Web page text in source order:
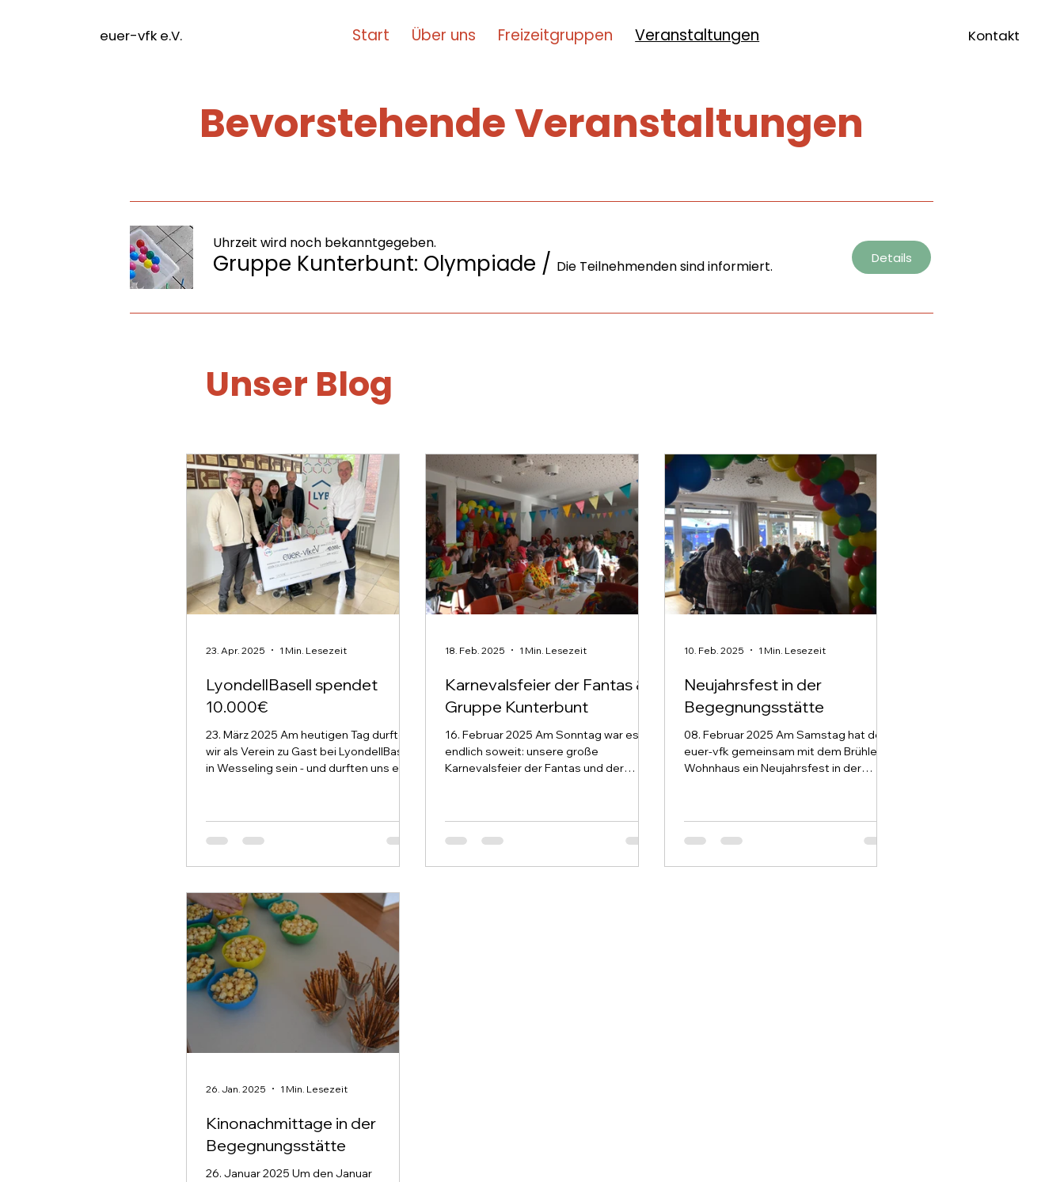
euer-vfk e.V. Start Über uns Freizeitgruppen Veranstaltungen Kontakt
Unser Blog
LyondellBasell spendet
10.000€
23. März 2025 Am heutigen Tag durften
wir als Verein zu Gast bei LyondellBasell
in Wesseling sein - und durften uns eine
23. Apr. 2025 1 Min. Lesezeit
Karnevalsfeier der Fantas &
Gruppe Kunterbunt
16. Februar 2025 Am Sonntag war es
endlich soweit: unsere große
Karnevalsfeier der Fantas und der
18. Feb. 2025 1 Min. Lesezeit
Neujahrsfest in der
Begegnungsstätte
08. Februar 2025 Am Samstag hat der
euer-vfk gemeinsam mit dem Brühler
Wohnhaus ein Neujahrsfest in der
10. Feb. 2025 1 Min. Lesezeit
Kinonachmittage in der
Begegnungsstätte
26. Januar 2025 Um den Januar
26. Jan. 2025 1 Min. Lesezeit
Bevorstehende Veranstaltungen
Uhrzeit wird noch bekanntgegeben.
Gruppe Kunterbunt: Olympiade / Die Teilnehmenden sind informiert. Details